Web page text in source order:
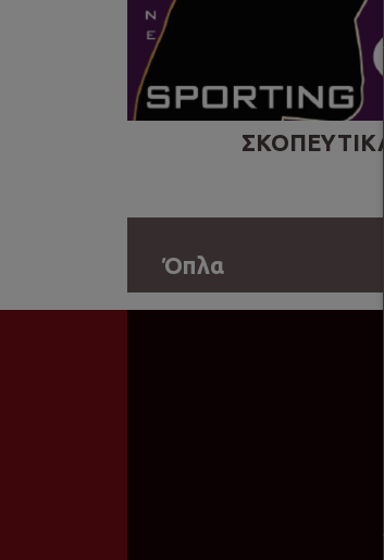
ΣΚΟΠΕΥΤΙΚΑ
Όπλα